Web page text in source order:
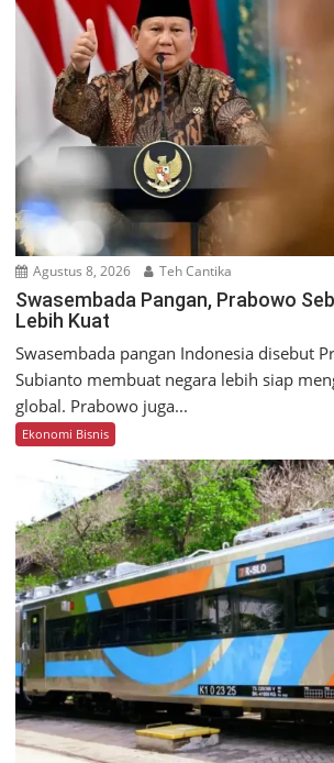
Agustus 8, 2026 Teh Cantika
Swasembada Pangan, Prabowo
Lebih Kuat
Swasembada pangan Indonesia disebut
Subianto membuat negara lebih siap
global. Prabowo juga...
Ekonomi Bisnis